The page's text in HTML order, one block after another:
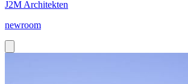
J2M Architekten
newroom